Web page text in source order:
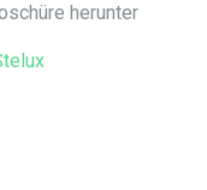
herunter